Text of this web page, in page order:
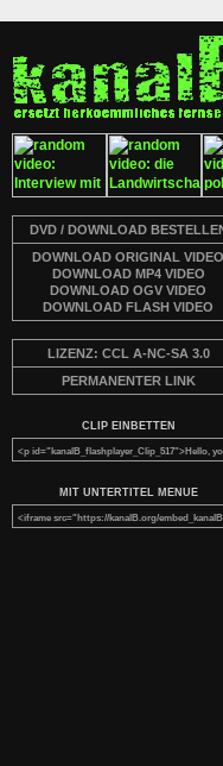
DVD / DOWNLOAD
DOWNLOAD ORIGINAL VIDEO
DOWNLOAD MP4 VIDEO
DOWNLOAD OGV VIDEO
DOWNLOAD FLASH VIDEO
LIZENZ: CCL A-NC-SA 3.0
PERMANENTER LINK
CLIP EINBETTEN
MIT UNTERTITEL MENUE